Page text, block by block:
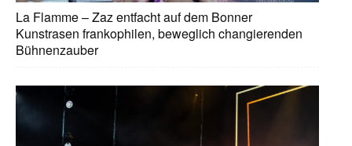
La Flamme – Zaz entfacht auf dem Bonner
Kunstrasen frankophilen, beweglich changierenden
Bühnenzauber